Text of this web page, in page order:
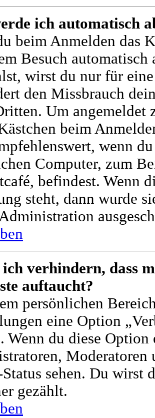
ich automatisch
beim Anmelden das
Besuch automatisch
wirst du nur für
den Missbrauch
Um angemeldet
beim
wenn
Computer, zum
befindest. Wenn
steht, dann wurde
verhindern, dass
auftaucht?
persönlichen
eine Option
Wenn du diese
Moderatoren
sehen. Du wirst
gezählt.